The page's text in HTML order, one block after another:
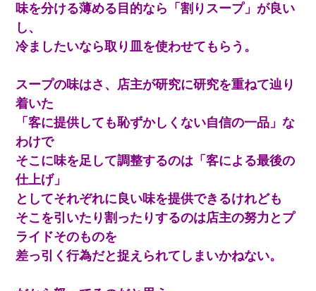
【報告者がキチ】嫁「妊娠した」俺『それじゃあ皆に祝ってもら
おう』友人達を家に連れ帰ってホームパーティー→俺『皆に祝え
てもらえて良かったな！』→
た。ある日、オッサンが火かき棒を持って顔を真っ赤にしながら
走り回っていて…
友人とふたりで山口に旅行した時の事。レンタカーを借りて山の
中の道を走っていたら、突然ガガッ！って音がして…
元夫の連れ子「俺の結婚式の時くらい、母親としての責任を果た
そうとは思わないのか！」→どうも連れ子は…
ワイ144kg彼女98kgデブカップル、1年間毎日行為しまくった結
果
評価で苦々しく思った
味を分ける薄める目的なら「割りスープ」が良い
し、
冷ましたいなら取り皿を使わせてもらう。
スープの味はさ、店主が研究に研究を重ねて辿り
着いた
「客に提供しても恥ずかしくない自信の一品」な
わけで
そこに味を足して調整するのは「客による最後の
仕上げ」
としてそれぞれに良い味を提供できるけれども
そこを引いたり割ったりするのは店主の努力とプ
ライドそのものを
差っ引く行為だと捉えられてしまいかねない。